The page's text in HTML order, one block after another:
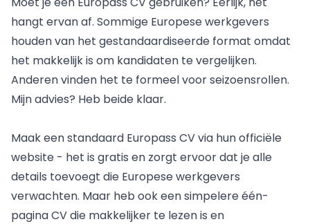
hangt ervan af. Sommige Europese werkgevers
houden van het gestandaardiseerde format omdat
het makkelijk is om kandidaten te vergelijken.
Anderen vinden het te formeel voor seizoensrollen.
Mijn advies? Heb beide klaar.
Maak een standaard Europass CV via hun officiële
website - het is gratis en zorgt ervoor dat je alle
details toevoegt die Europese werkgevers
verwachten. Maar heb ook een simpelere één-
pagina CV die makkelijker te lezen is en